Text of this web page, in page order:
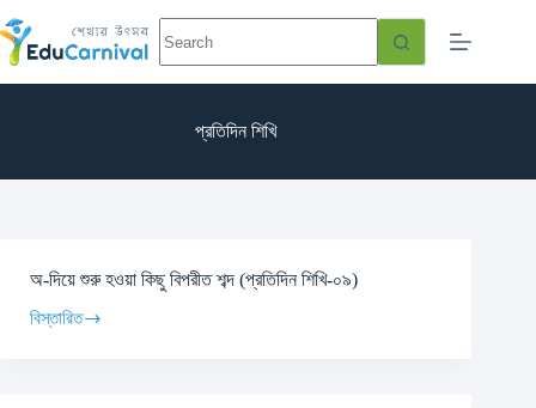
প্রতিদিন শিখি
অ-দিয়ে শুরু হওয়া কিছু বিপরীত শব্দ (প্রতিদিন শিখি-০৯)
বিস্তারিত